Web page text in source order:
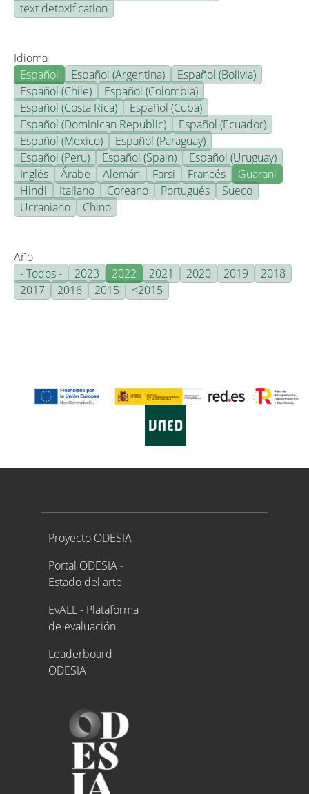
text detoxification
Idioma
Español
Español (Argentina)
Español (Bolivia)
Español (Chile)
Español (Colombia)
Español (Costa Rica)
Español (Cuba)
Español (Dominican Republic)
Español (Ecuador)
Español (Mexico)
Español (Paraguay)
Español (Peru)
Español (Spain)
Español (Uruguay)
Inglés
Árabe Alemán Farsi Francés
Guarani
Hindi
Italiano Coreano Portugués
Sueco
Ucraniano
Chino
Año
- Todos -
2023 2022 2021 2020 2019
2018
2017
2016 2015 <2015
Proyecto ODESIA
Proyecto ODESIA
Portal ODESIA -
Estado del arte
EvALL - Plataforma
de evaluación
Leaderboard
ODESIA